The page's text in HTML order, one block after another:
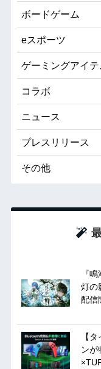
ボードゲーム
eスポーツ
ゲーミングアイテ
コラボ
ニュース
プレスリリース
その他
『
灯の
配信
【
ンが